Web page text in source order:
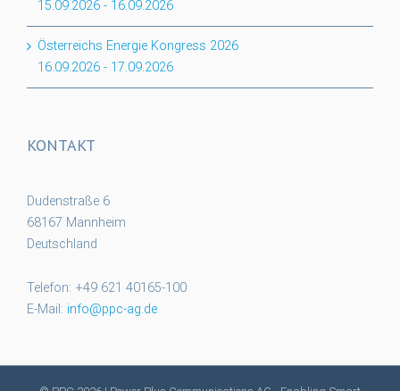
15.09.2026 - 16.09.2026
Österreichs Energie Kongress 2026
16.09.2026 - 17.09.2026
KONTAKT
Dudenstraße 6
68167 Mannheim
Deutschland
Telefon: +49 621 40165-100
E-Mail: info@ppc-ag.de